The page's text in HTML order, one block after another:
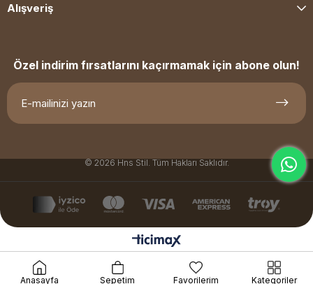
Alışveriş
Özel indirim fırsatlarını kaçırmamak için abone olun!
© 2026 Hns Stil. Tüm Hakları Saklıdır.
Anasayfa Sepetim Favorilerim Kategoriler